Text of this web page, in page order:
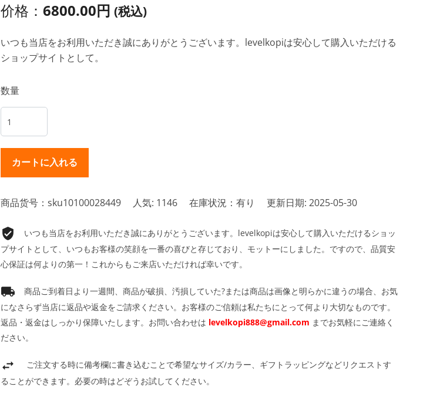
价格： 6800.00円 (税込)
いつも当店をお利用いただき誠にありがとうございます。levelkopiは安心して購入いただける
ショップサイトとして。
数量
商品货号：sku10100028449 人気: 1146 在庫状況：有り 更新日期: 2025-05-30
いつも当店をお利用いただき誠にありがとうございます。levelkopiは安心して購入いただけるショッ
プサイトとして、いつもお客様の笑顔を一番の喜びと存じており、モットーにしました。ですので、品質安
心保証は何よりの第一！これからもご来店いただければ幸いです。
商品ご到着日より一週間、商品が破損、汚損していた?または商品は画像と明らかに違うの場合、お気
になさらず当店に返品や返金をご請求ください。お客様のご信頼は私たちにとって何より大切なものです。
返品・返金はしっかり保障いたします。お問い合わせは levelkopi888@gmail.com までお気軽にご連絡く
ださい。
ご注文する時に備考欄に書き込むことで希望なサイズ/カラー、ギフトラッピングなどリクエストす
ることができます。必要の時はどぞうお試してください。